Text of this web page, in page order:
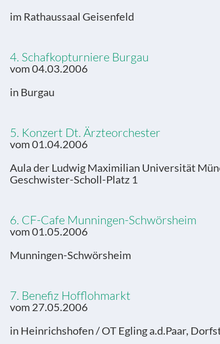
im Rathaussaal Geisenfeld
4. Schafkopturniere Burgau
vom 04.03.2006
in Burgau
5. Konzert Dt. Ärzteorchester
vom 01.04.2006
Aula der Ludwig Maximilian Universität
Geschwister-Scholl-Platz 1
6. CF-Cafe Munningen-Schwörsheim
vom 01.05.2006
Munningen-Schwörsheim
7. Benefiz Hofflohmarkt
vom 27.05.2006
in Heinrichshofen / OT Egling a.d.Paar,